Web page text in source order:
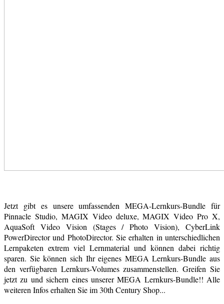
Jetzt gibt es unsere umfassenden MEGA-Lernkurs-Bundle für
Pinnacle Studio, MAGIX Video deluxe, MAGIX Video Pro X,
AquaSoft Video Vision (Stages / Photo Vision), CyberLink
PowerDirector und PhotoDirector. Sie erhalten in unterschiedlichen
Lernpaketen extrem viel Lernmaterial und können dabei richtig
sparen. Sie können sich Ihr eigenes MEGA Lernkurs-Bundle aus
den verfügbaren Lernkurs-Volumes zusammenstellen. Greifen Sie
jetzt zu und sichern eines unserer MEGA Lernkurs-Bundle!! Alle
weiteren Infos erhalten Sie im 30th Century Shop...